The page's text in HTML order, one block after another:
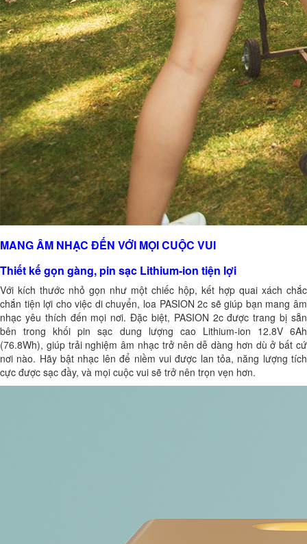
MANG ÂM NHẠC ĐẾN VỚI MỌI CUỘC VUI
Thiết kế gọn gàng, pin sạc Lithium-ion tiện lợi
Với kích thước nhỏ gọn như một chiếc hộp, kết hợp quai xách chắc
chắn tiện lợi cho việc di chuyển, loa PASION 2c sẽ giúp bạn mang âm
nhạc yêu thích đến mọi nơi. Đặc biệt, PASION 2c được trang bị sẵn
bên trong khối pin sạc dung lượng cao Lithium-ion 12.8V 6Ah
(76.8Wh), giúp trải nghiệm âm nhạc trở nên dễ dàng hơn dù ở bất cứ
nơi nào. Hãy bật nhạc lên để niềm vui được lan tỏa, năng lượng tích
cực được sạc đầy, và mọi cuộc vui sẽ trở nên trọn vẹn hơn.